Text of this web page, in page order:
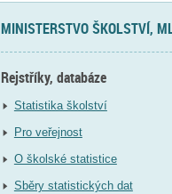
MINISTERSTVO ŠKOLSTVÍ,
Rejstříky, databáze
Statistika školství
Pro veřejnost
O školské statistice
Sběry statistických dat